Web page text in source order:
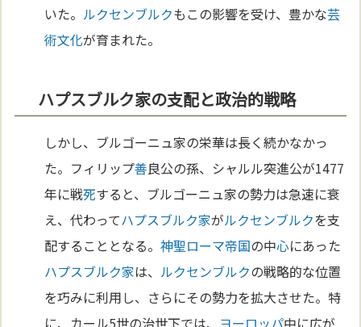
いた。 ルクセンブルクもこの影響を受け、豊かな芸
術文化が育まれた。
ハプスブルク家の支配と政治的戦略
しかし、ブルゴーニュ家の栄華は長く続かなかっ
た。フィリップ善良公の孫、シャルル突進公が1477
年に戦死すると、ブルゴーニュ家の勢力は急速に衰
え、代わってハプスブルク家がルクセンブルクを支
配することとなる。神聖ローマ帝国の中心にあった
ハプスブルク家は、 ルクセンブルクの戦略的な位置
を巧みに利用し、さらにその勢力を拡大させた。特
に、カール5世の治世下では、 ヨーロッパ中に広が